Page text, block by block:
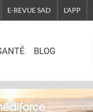
E-REVUE SAD L'APP
BLOG